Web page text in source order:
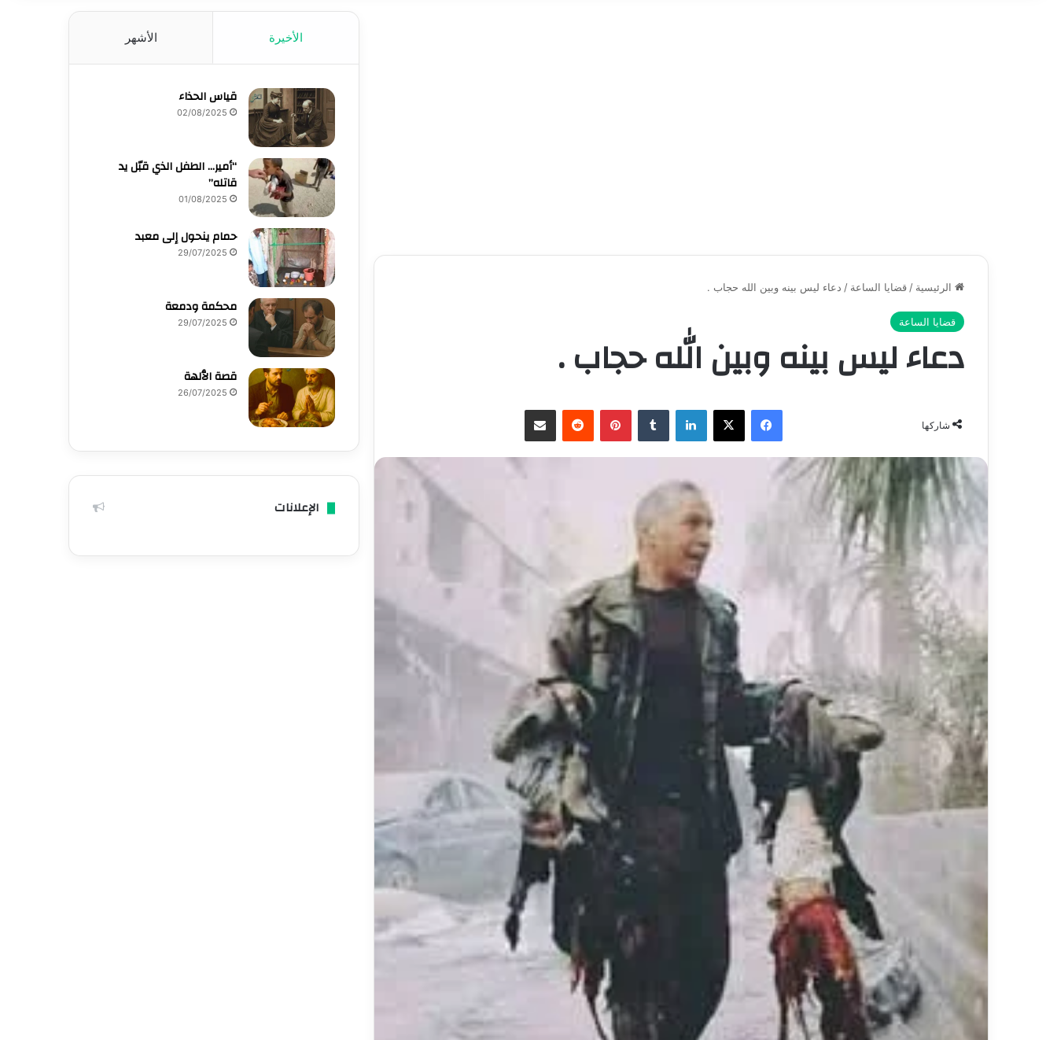
الرئيسية / قضايا الساعة / دعاء ليس بينه وبين الله حجاب .
قضايا الساعة
دعاء ليس بينه وبين الله حجاب .
شاركها
فيسبوك ‫X لينكدإن ‏Tumblr بينتيريست
‏Reddit مشاركة عبر البريد
الأخيرة الأشهر
قياس الحذاء
02/08/2025
“أمير… الطفل الذي قبّل يد
قاتله”
01/08/2025
حمام ينحول إلى معبد
29/07/2025
محكمة ودمعة
29/07/2025
قصة الٱلهة
26/07/2025
الإعلانات